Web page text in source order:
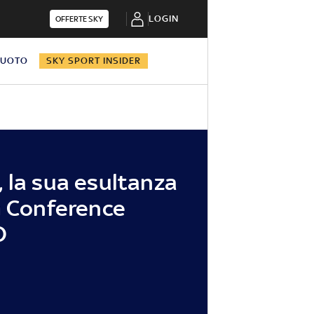
OFFERTE SKY LOGIN
SKY SPORT INSIDER
la sua esultanza